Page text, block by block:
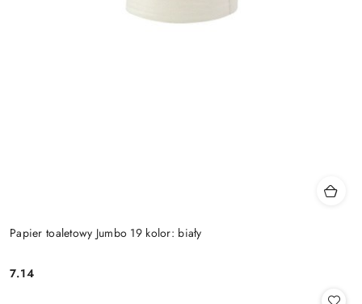
Papier toaletowy Jumbo 19 kolor: biały
Cena:
7.14